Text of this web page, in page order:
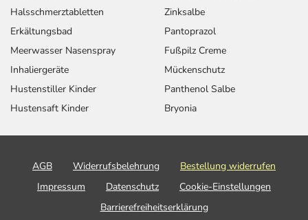
Halsschmerztabletten
Erkältungsbad
Meerwasser Nasenspray
Inhaliergeräte
Hustenstiller Kinder
Hustensaft Kinder
Zinksalbe
Pantoprazol
Fußpilz Creme
Mückenschutz
Panthenol Salbe
Bryonia
AGB Widerrufsbelehrung
Bestellung widerrufen
Impressum
Datenschutz
Cookie-Einstellungen
Barrierefreiheitserklärung